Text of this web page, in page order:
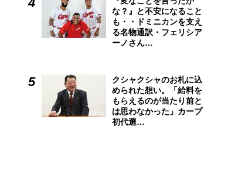
な？』と不安になること
も・・ドミニカンを支え
る名物通訳・フェリシア
ーノさん…
クシャクシャのお札に込
められた想い。「給料を
もらえるのが当たり前と
は思わなかった」カープ
初代選…